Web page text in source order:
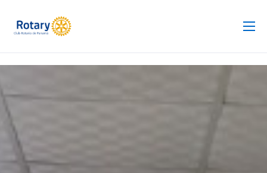
Proyectos
Contacto